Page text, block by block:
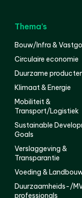
Thema’s
Bouw/Infra &
Circulaire economie
Duurzame
Klimaat & Energie
Mobiliteit &
Transport/Logistiek
Sustainable
Goals
Verslaggeving &
Transparantie
Voeding &
Duurzaamheids-/
professionals